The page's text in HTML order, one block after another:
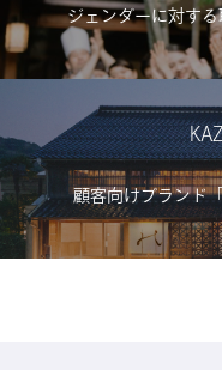
ジェンダーに対す
顧客向けブランド